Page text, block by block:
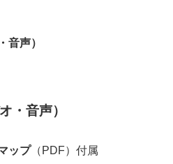
音声）
・音声）
ップ（PDF）付属